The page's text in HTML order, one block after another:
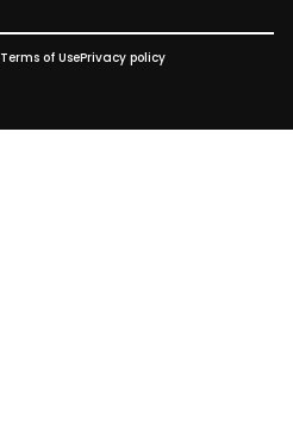
Terms of UsePrivacy policy